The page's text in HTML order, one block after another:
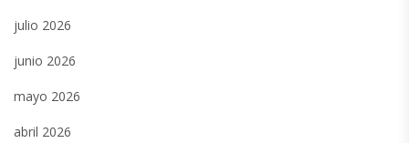
julio 2026
junio 2026
mayo 2026
abril 2026